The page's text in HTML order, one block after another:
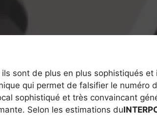
ils sont de plus en plus sophistiqués
qui permet de falsifier le numéro
sophistiqué et très convaincant
Selon les estimations du